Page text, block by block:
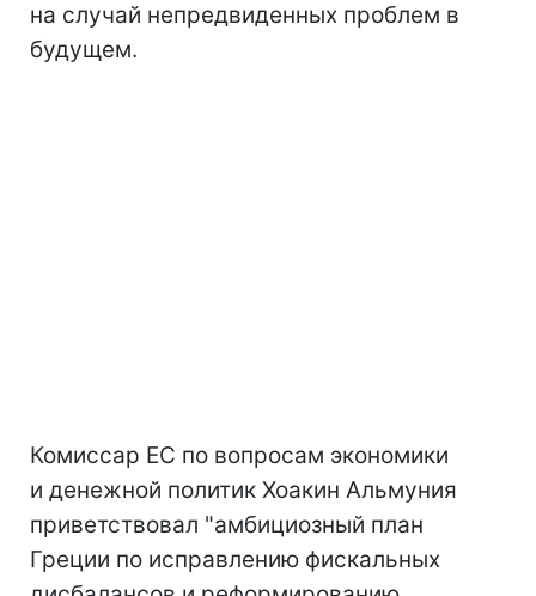
на случай непредвиденных проблем в
будущем.
Комиссар ЕС по вопросам экономики
и денежной политик Хоакин Альмуния
приветствовал "амбициозный план
Греции по исправлению фискальных